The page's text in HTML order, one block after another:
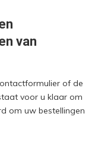
van
of de
voor u klaar om
om uw bestellingen